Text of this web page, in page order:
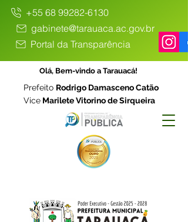
+55 68 99282-6130
gabinete@tarauaca.ac.gov.br
Portal da Transparência
Olá, Bem-vindo a Tarauacá!
Prefeito Rodrigo Damasceno Catão
Vice Marilete Vitorino de Sirqueira